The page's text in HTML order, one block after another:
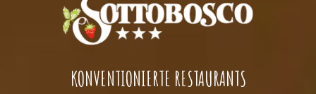
KONVENTIONIERTE RESTAURANTS